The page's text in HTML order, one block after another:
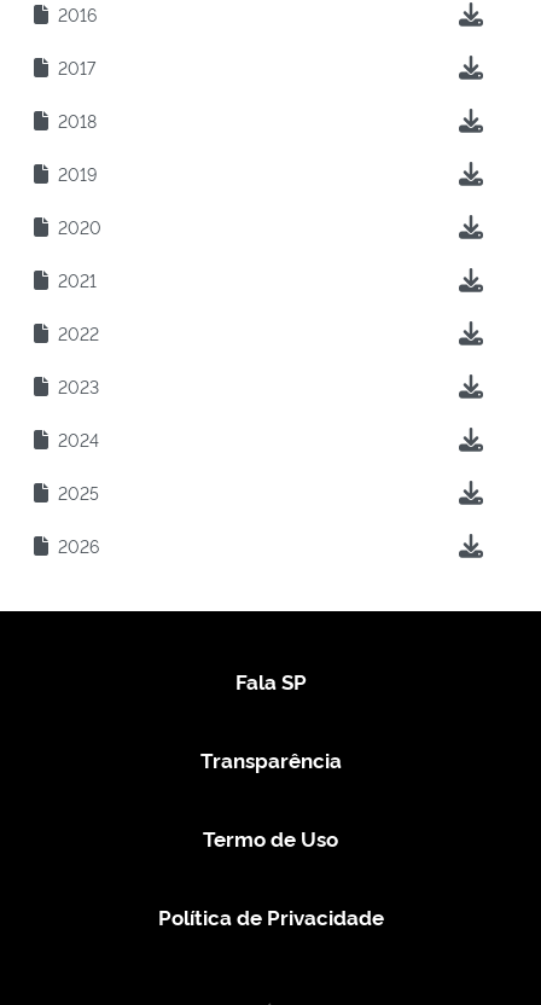
2016
2017
2018
2019
2020
2021
2022
2023
2024
2025
2026
Fala SP
Transparência
Termo de Uso
Política de Privacidade